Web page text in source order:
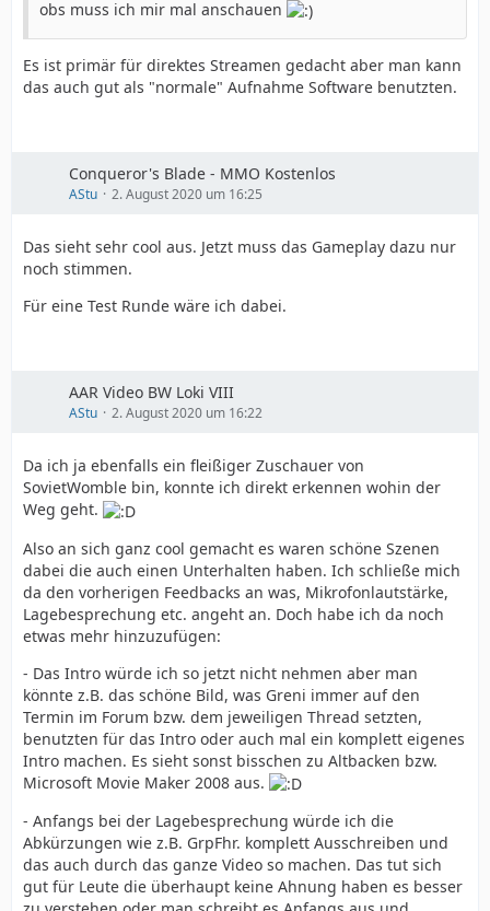
obs muss ich mir mal anschauen
Es ist primär für direktes Streamen gedacht aber man kann
das auch gut als "normale" Aufnahme Software benutzten.
Conqueror's Blade - MMO Kostenlos
AStu 2. August 2020 um 16:25
Das sieht sehr cool aus. Jetzt muss das Gameplay dazu nur
noch stimmen.
Für eine Test Runde wäre ich dabei.
AAR Video BW Loki VIII
AStu 2. August 2020 um 16:22
Da ich ja ebenfalls ein fleißiger Zuschauer von
SovietWomble bin, konnte ich direkt erkennen wohin der
Weg geht.
Also an sich ganz cool gemacht es waren schöne Szenen
dabei die auch einen Unterhalten haben. Ich schließe mich
da den vorherigen Feedbacks an was, Mikrofonlautstärke,
Lagebesprechung etc. angeht an. Doch habe ich da noch
etwas mehr hinzuzufügen:
- Das Intro würde ich so jetzt nicht nehmen aber man
könnte z.B. das schöne Bild, was Greni immer auf den
Termin im Forum bzw. dem jeweiligen Thread setzten,
benutzten für das Intro oder auch mal ein komplett eigenes
Intro machen. Es sieht sonst bisschen zu Altbacken bzw.
Microsoft Movie Maker 2008 aus.
- Anfangs bei der Lagebesprechung würde ich die
Abkürzungen wie z.B. GrpFhr. komplett Ausschreiben und
das auch durch das ganze Video so machen. Das tut sich
gut für Leute die überhaupt keine Ahnung haben es besser